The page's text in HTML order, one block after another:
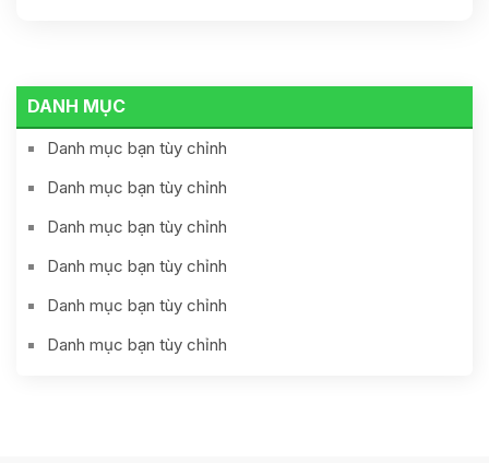
DANH MỤC
Danh mục bạn tùy chỉnh
Danh mục bạn tùy chỉnh
Danh mục bạn tùy chỉnh
Danh mục bạn tùy chỉnh
Danh mục bạn tùy chỉnh
Danh mục bạn tùy chỉnh